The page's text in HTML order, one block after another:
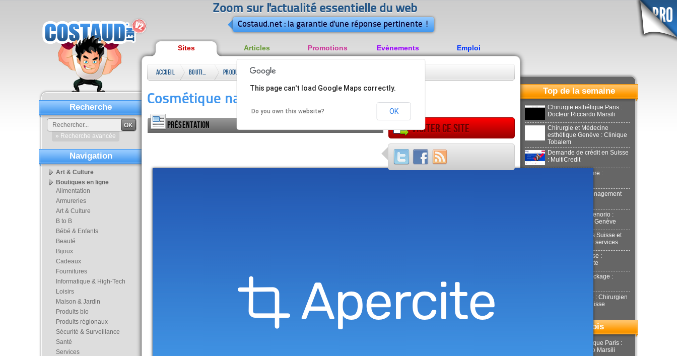
Zoom sur l'actualité essentielle du web
Costaud.net : la garantie d'une réponse pertinente !
Sites Articles Promotions Evènements Emploi
Accueil
Boutiques
Produits
Cosmétique naturelle : O'Natur
Cosmétique naturelle : O'Natur
Présentation Visiter ce site
This page can't load Google Maps correctly.
Do you own this website? OK
Recherche
OK
» Recherche avancée
Navigation
Art & Culture
Boutiques en ligne
Alimentation
Armureries
Art & Culture
B to B
Bébé & Enfants
Beauté
Bijoux
Cadeaux
Fournitures
Informatique & High-Tech
Loisirs
Maison & Jardin
Produits bio
Produits régionaux
Sécurité & Surveillance
Santé
Services
Top de la semaine
Chirurgie esthétique Paris :
Docteur Riccardo Marsili
Chirurgie et Médecine
esthétique Genève : Clinique
Tobalem
Demande de crédit en Suisse
: MultiCredit
Location de voiture :
LaPuerta : Déménagement
Docteur Xavier Tenorio :
Aesthetics Clinic Genève
Déménagements Suisse et
international : NJ services
Achat or en Suisse :
Estimation gratuite
Location box Stockage :
Docteur Smarrito : Chirurgien
esthétique en Suisse
Top du mois
Chirurgie esthétique Paris :
Docteur Riccardo Marsili